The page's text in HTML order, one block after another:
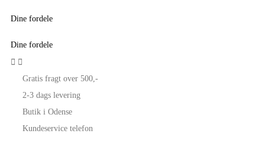
Dine fordele
Dine fordele
 
Gratis fragt over 500,-
2-3 dags levering
Butik i Odense
Kundeservice telefon